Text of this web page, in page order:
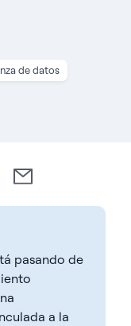
de datos
pasando de
a la